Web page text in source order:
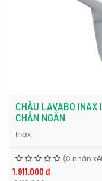
CHẬU LAVABO
CHÂN NGẮN
Inax
(0 nhận
1.911.000 đ